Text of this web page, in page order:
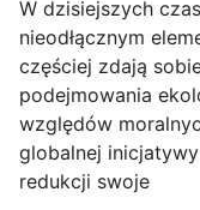
W dzisiejszych
nieodłącznym
częściej zdają
podejmowania
względów
globalnej
redukcji swoje